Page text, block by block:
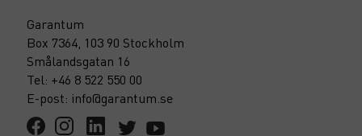
Garantum
Box 7364, 103 90 Stockholm
Smålandsgatan 16
Tel: +46 8 522 550 00
E-post: info@garantum.se